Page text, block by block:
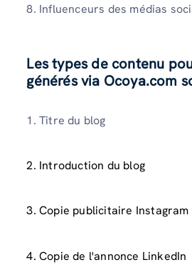
8. Influenceurs des médias
Les types de contenu
générés via Ocoya.com
1. Titre du blog
2. Introduction du blog
3. Copie publicitaire Instagram
4. Copie de l'annonce LinkedIn